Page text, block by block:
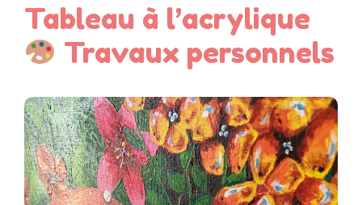
Tableau à l’acrylique
Travaux personnels